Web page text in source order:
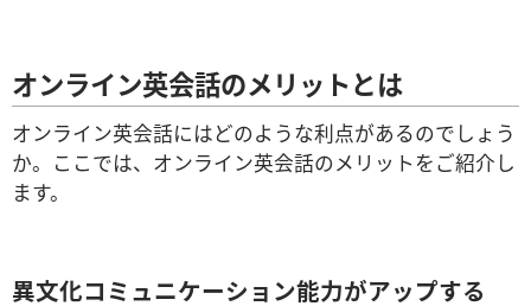
オンライン英会話のメリットとは
オンライン英会話にはどのような利点があるのでしょう
か。ここでは、オンライン英会話のメリットをご紹介し
ます。
異文化コミュニケーション能力がアップする